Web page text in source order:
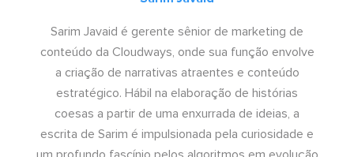
Sarim Javaid é gerente sênior de marketing de
conteúdo da Cloudways, onde sua função envolve
a criação de narrativas atraentes e conteúdo
estratégico. Hábil na elaboração de histórias
coesas a partir de uma enxurrada de ideias, a
escrita de Sarim é impulsionada pela curiosidade e